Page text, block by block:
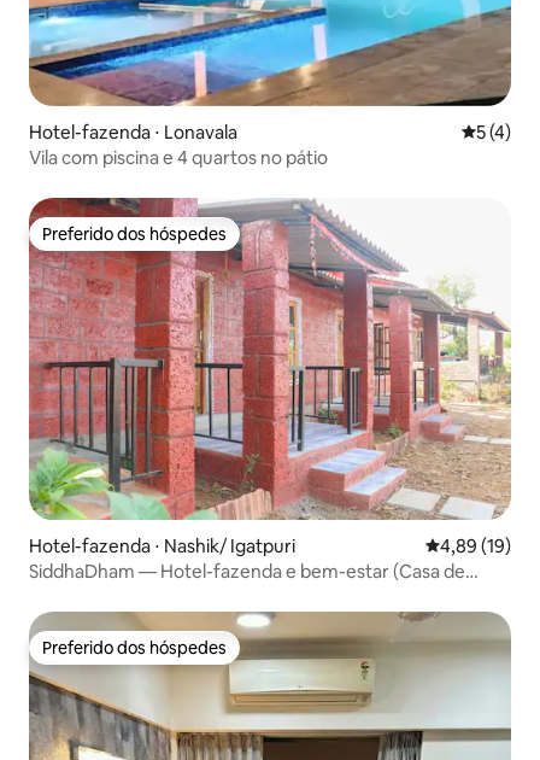
Hotel-fazenda ⋅ Lonavala 5 de
5 (4)
Vila com piscina e 4 quartos no pátio
Preferido dos hóspedes
Preferido dos hóspedes
Hotel-fazenda ⋅ Nashik/ Igatpuri 4,89 de uma
4,89 (19)
SiddhaDham — Hotel-fazenda e bem-estar (Casa de
Preferido dos hóspedes
Preferido dos hóspedes